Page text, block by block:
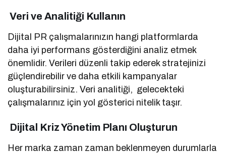
Veri ve Analitiği Kullanın
Dijital PR çalışmalarınızın hangi platformlarda
daha iyi performans gösterdiğini analiz etmek
önemlidir. Verileri düzenli takip ederek stratejinizi
güçlendirebilir ve daha etkili kampanyalar
oluşturabilirsiniz. Veri analitiği, gelecekteki
çalışmalarınız için yol gösterici nitelik taşır.
Dijital Kriz Yönetim Planı Oluşturun
Her marka zaman zaman beklenmeyen durumlarla